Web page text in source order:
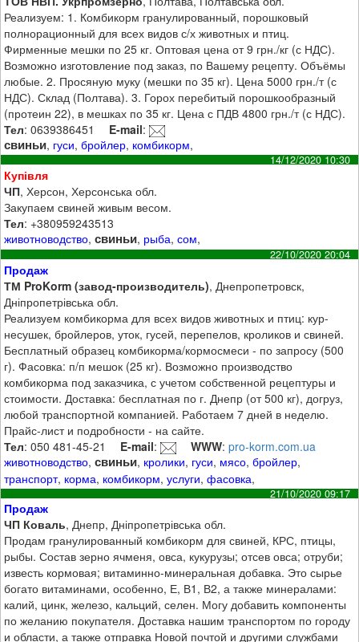
Реализуем: 1. Комбикорм гранулированный, порошковый
полнорационный для всех видов с/х животных и птиц.
Фирменные мешки по 25 кг. Оптовая цена от 9 грн./кг (с НДС).
Возможно изготовление под заказ, по Вашему рецепту. Объёмы
любые. 2. Просяную муку (мешки по 35 кг). Цена 5000 грн./т (с
НДС). Склад (Полтава). 3. Горох перебитый порошкообразный
(протеин 22), в мешках по 35 кг. Цена с ПДВ 4800 грн./т (с НДС).
Тел: 0639386451 E-mail:
свиньи, гуси,бройлер, комбикорм,
14/12/2020 10:30
Купівля
ЧП, Херсон, Херсонська обл.
Закупаем свиней живым весом.
Тел: +380959243513
животноводство,свиньи, рыба,сом,
22/10/2020 20:04
Продаж
ТМ ProKorm (завод-производитель), Днепропетровск,
Дніпропетрівська обл.
Реализуем комбикорма для всех видов животных и птиц: кур-
несушек, бройлеров, уток, гусей, перепелов, кроликов и свиней.
Бесплатный образец комбикорма/кормосмеси - по запросу (500
г). Фасовка: п/п мешок (25 кг). Возможно производство
комбикорма под заказчика, с учетом собственной рецептуры и
стоимости. Доставка: бесплатная по г. Днепр (от 500 кг), догруз,
любой транспортной компанией. Работаем 7 дней в неделю.
Прайс-лист и подробности - на сайте.
Тел: 050 481-45-21 E-mail: WWW:pro-korm.com.ua
животноводство,свиньи, кролики, гуси, мясо,бройлер,
транспорт, корма, комбикорм,услуги,фасовка,
21/10/2020 09:17
Продаж
ЧП Коваль, Днепр, Дніпропетрівська обл.
Продам гранулированный комбикорм для свиней, КРС, птицы,
рыбы. Состав зерно ячменя, овса, кукурузы; отсев овса; отруби;
известь кормовая; витаминно-минеральная добавка. Это сырье
богато витаминами, особенно, Е, В1, В2, а также минералами:
калий, цинк, железо, кальций, селен. Могу добавить компоненты
по желанию покупателя. Доставка нашим транспортом по городу
и области, а также отправка Новой почтой и другими службами